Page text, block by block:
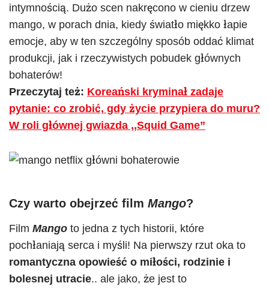
intymnością. Dużo scen nakręcono w cieniu drzew
mango, w porach dnia, kiedy światło miękko łapie
emocje, aby w ten szczególny sposób oddać klimat
produkcji, jak i rzeczywistych pobudek głównych
bohaterów!
Przeczytaj też: Koreański kryminał zadaje
pytanie: co zrobić, gdy życie przypiera do muru?
W roli głównej gwiazda ,,Squid Game”
Czy warto obejrzeć film Mango?
Film Mango to jedna z tych historii, które
pochłaniają serca i myśli! Na pierwszy rzut oka to
romantyczna opowieść o miłości, rodzinie i
bolesnej utracie.. ale jako, że jest to